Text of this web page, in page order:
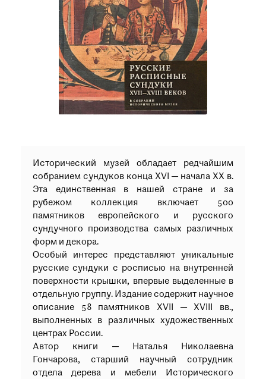
Опрос о качестве работы музея
Просим вас пройти опрос
о качестве работы музея. Ваше
мнение поможет нам стать лучше!
Пройти опрос
Исторический музей обладает редчайшим
собранием сундуков конца XVI — начала XX в.
Эта единственная в нашей стране и за
рубежом коллекция включает 500
памятников европейского и русского
сундучного производства самых различных
форм и декора.
Особый интерес представляют уникальные
русские сундуки с росписью на внутренней
поверхности крышки, впервые выделенные в
отдельную группу. Издание содержит научное
описание 58 памятников XVII — XVIII вв.,
выполненных в различных художественных
центрах России.
Автор книги — Наталья Николаевна
Гончарова, старший научный сотрудник
отдела дерева и мебели Исторического